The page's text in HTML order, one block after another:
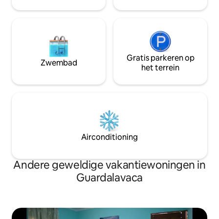
Zwembad
Gratis parkeren op
het terrein
Airconditioning
Andere geweldige vakantiewoningen in
Guardalavaca